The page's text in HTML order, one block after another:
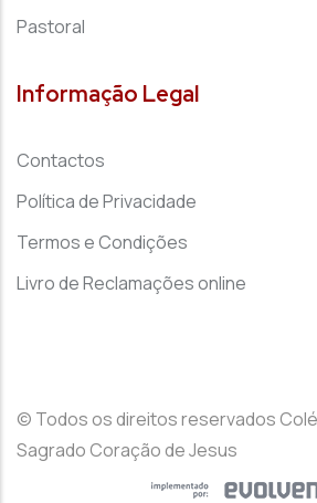
Pastoral
Informação Legal
Contactos
Política de Privacidade
Termos e Condições
Livro de Reclamações online
© Todos os direitos reservados
Sagrado Coração de Jesus